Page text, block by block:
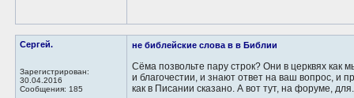
Сергей.
Зарегистрирован:
30.04.2016
Сообщения: 185
не библейские слова в в Библии
Сёма позвольте пару строк? Они в церквях
и благочестии, и знают ответ на ваш вопрос, и
как в Писании сказано. А вот тут, на форуме,